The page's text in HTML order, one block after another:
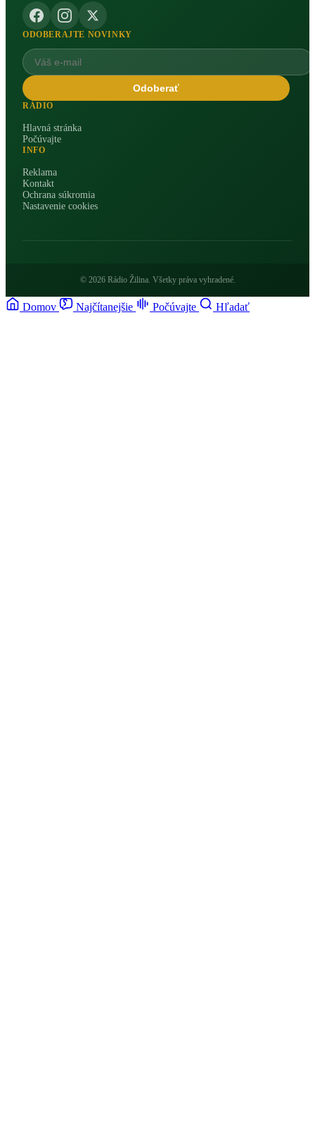
ODOBERAJTE NOVINKY
Odoberať
RÁDIO
Hlavná stránka
Počúvajte
INFO
Reklama
Kontakt
Ochrana súkromia
Nastavenie cookies
© 2026 Rádio Žilina. Všetky práva vyhradené.
Domov Najčítanejšie Počúvajte Hľadať